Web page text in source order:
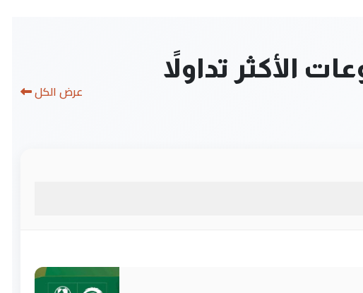
الأكثر تداولاً
عرض الكل